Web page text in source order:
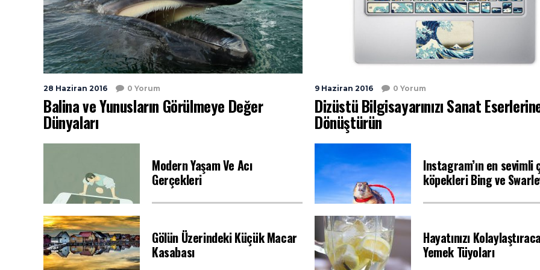
28 Haziran 2016 0 Yorum
Balina ve Yunusların Görülmeye Değer
Dünyaları
9 Haziran 2016 0 Yorum
Dizüstü Bilgisayarınızı Sanat
Dönüştürün
Modern Yaşam Ve Acı
Gerçekleri
Instagram’ın en sevimli
köpekleri Bing ve
Gölün Üzerindeki Küçük Macar
Kasabası
Hayatınızı
Yemek Tüyoları